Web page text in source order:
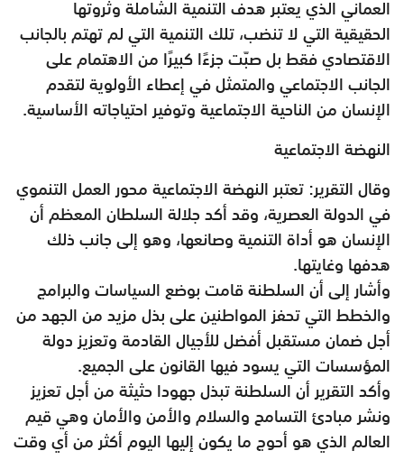
العماني الذي يعتبر هدف التنمية الشاملة وثروتها
الحقيقية التي لا تنضب، تلك التنمية التي لم تهتم بالجانب
الاقتصادي فقط بل صبّت جزءًا كبيرًا من الاهتمام على
الجانب الاجتماعي والمتمثل في إعطاء الأولوية لتقدم
الإنسان من الناحية الاجتماعية وتوفير احتياجاته الأساسية.
النهضة الاجتماعية
وقال التقرير: تعتبر النهضة الاجتماعية محور العمل التنموي
في الدولة العصرية، وقد أكد جلالة السلطان المعظم أن
الإنسان هو أداة التنمية وصانعها، وهو إلى جانب ذلك
هدفها وغايتها.
وأشار إلى أن السلطنة قامت بوضع السياسات والبرامج
والخطط التي تحفز المواطنين على بذل مزيد من الجهد من
أجل ضمان مستقبل أفضل للأجيال القادمة وتعزيز دولة
المؤسسات التي يسود فيها القانون على الجميع.
وأكد التقرير أن السلطنة تبذل جهودا حثيثة من أجل تعزيز
ونشر مبادئ التسامح والسلام والأمن والأمان وهي قيم
العالم الذي هو أحوج ما يكون إليها اليوم أكثر من أي وقت